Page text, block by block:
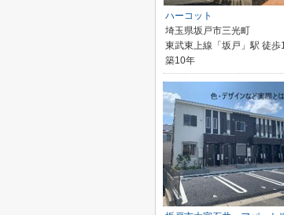
ハーコット
埼玉県坂戸市三光町
東武東上線「坂戸」駅 徒歩
築10年